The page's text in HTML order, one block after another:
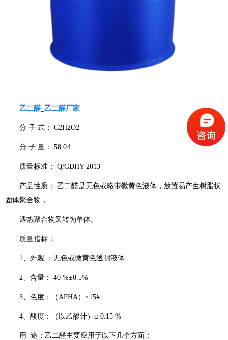
乙二醛 乙二醛厂家
分 子 式： C2H2O2
分 子 量： 58.04
质量标准： Q/GDHY-2013
产品性质： 乙二醛是无色或略带微黄色液体，放置易产生树脂状
固体聚合物，
遇热聚合物又转为单体。
质量指标：
1、外观 ：无色或微黄色透明液体
2、含量： 40 %±0.5%
3、色度：（APHA）≤15#
4、酸度：（以乙酸计）≤ 0.15 %
用 途：乙二醛主要应用于以下几个方面：